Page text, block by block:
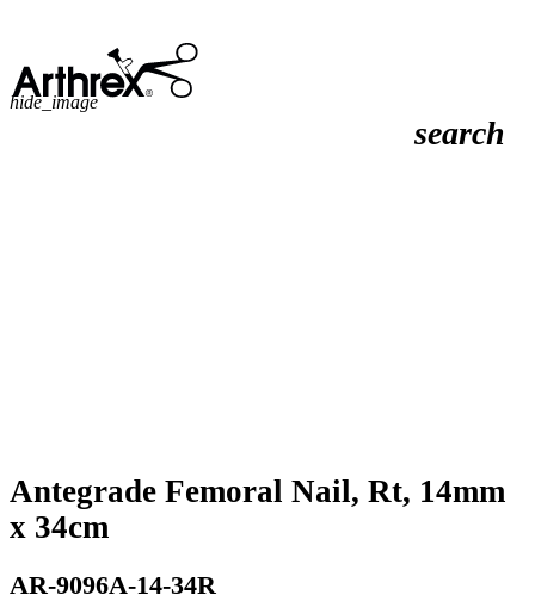
search
hide_image
Antegrade Femoral Nail, Rt, 14mm
x 34cm
AR-9096A-14-34R